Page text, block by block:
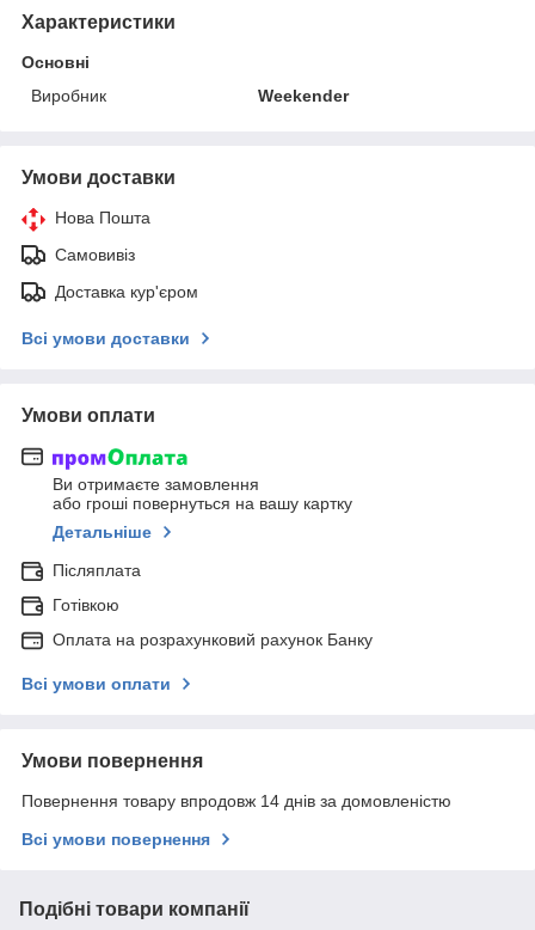
Характеристики
Основні
Виробник
Weekender
Умови доставки
Нова Пошта
Самовивіз
Доставка кур'єром
Всі умови доставки
Умови оплати
Ви отримаєте замовлення
або гроші повернуться на вашу картку
Детальніше
Післяплата
Готівкою
Оплата на розрахунковий рахунок Банку
Всі умови оплати
Умови повернення
Повернення товару впродовж 14 днів за домовленістю
Всі умови повернення
Подібні товари компанії